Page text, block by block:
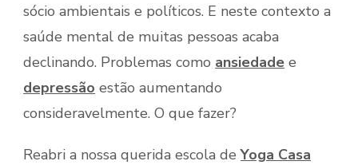
sócio ambientais e políticos. E neste contexto a
saúde mental de muitas pessoas acaba
declinando. Problemas como ansiedade e
depressão estão aumentando
consideravelmente. O que fazer?
Reabri a nossa querida escola deYoga Casa